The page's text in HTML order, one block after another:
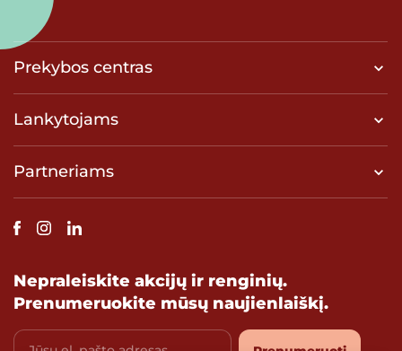
Prekybos centras
Lankytojams
Partneriams
Nepraleiskite akcijų ir renginių.
Prenumeruokite mūsų naujienlaiškį.